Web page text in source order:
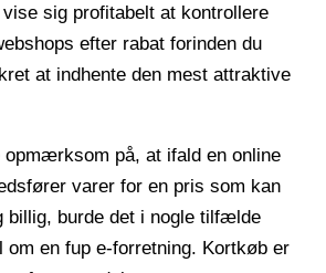
sig profitabelt at kontrollere
efter rabat forinden du
at indhente den mest attraktive
på, at ifald en online
varer for en pris som kan
billig, burde det i nogle tilfælde
en fup e-forretning. Kortkøb er